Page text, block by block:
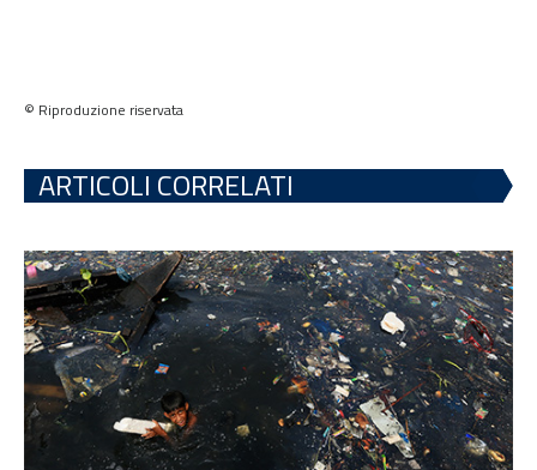
© Riproduzione riservata
ARTICOLI CORRELATI